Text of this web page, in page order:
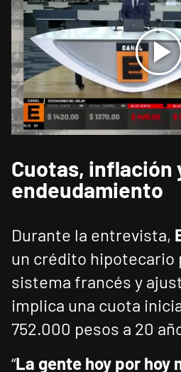
Cuotas, inflación
endeudamiento
Durante la entrevista,
un crédito hipotecario
sistema francés y
implica una cuota
752.000 pesos a 20
“La gente hoy por hoy